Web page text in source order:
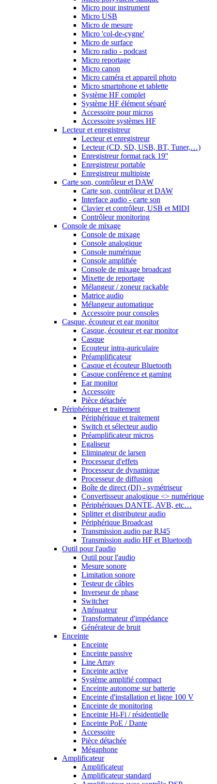
Micro pour instrument
Micro USB
Micro de mesure
Micro 'col-de-cygne'
Micro de surface
Micro radio - podcast
Micro reportage
Micro canon
Micro caméra et appareil photo
Micro smartphone et tablette
Système HF complet
Système HF élément séparé
Accessoire pour micros
Accessoire systèmes HF
Lecteur et enregistreur
Lecteur et enregistreur
Lecteur (CD, SD, USB, BT, Tuner,…)
Enregistreur format rack 19''
Enregistreur portable
Enregistreur multipiste
Carte son, contrôleur et DAW
Carte son, contrôleur et DAW
Interface audio - carte son
Clavier et contrôleur, USB et MIDI
Contrôleur monitoring
Console de mixage
Console de mixage
Console analogique
Console numérique
Console amplifiée
Console de mixage broadcast
Mixette de reportage
Mélangeur / zoneur rackable
Matrice audio
Mélangeur automatique
Accessoire pour consoles
Casque, écouteur et ear monitor
Casque, écouteur et ear monitor
Casque
Ecouteur intra-auriculaire
Préamplificateur
Casque et écouteur Bluetooth
Casque conférence et gaming
Ear monitor
Accessoire
Pièce détachée
Périphérique et traitement
Périphérique et traitement
Switch et sélecteur audio
Préamplificateur micros
Egaliseur
Eliminateur de larsen
Processeur d'effets
Processeur de dynamique
Processeur de diffusion
Boîte de direct (DI) - symétriseur
Convertisseur analogique <> numérique
Périphériques DANTE, AVB, etc…
Splitter et distributeur audio
Périphérique Broadcast
Transmission audio par RJ45
Transmission audio HF et Bluetooth
Outil pour l'audio
Outil pour l'audio
Mesure sonore
Limitation sonore
Testeur de câbles
Inverseur de phase
Switcher
Atténuateur
Transformateur d'impédance
Générateur de bruit
Enceinte
Enceinte
Enceinte passive
Line Array
Enceinte active
Système amplifié compact
Enceinte autonome sur batterie
Enceinte d'installation et ligne 100 V
Enceinte de monitoring
Enceinte Hi-Fi / résidentielle
Enceinte PoE / Dante
Accessoire
Pièce détachée
Mégaphone
Amplificateur
Amplificateur
Amplificateur standard